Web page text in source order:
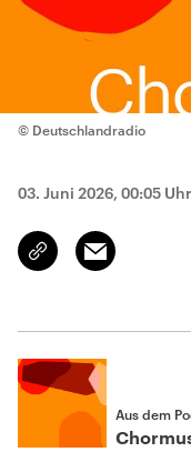
© Deutschlandradio
03. Juni 2026, 00:05 Uhr
Link
kopieren/teilen
Email
Aus dem